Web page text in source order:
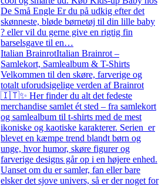
De Små Engle Er du på udkig efter det
skønneste, bløde børnetøj til din lille baby
? eller vil du gerne give en rigtig fin
barselsgave til en…
Italian BrainrotItalian Brainrot –
Samlekort, Samlealbum & T-Shirts
Velkommen til den skøre, farverige og
totalt uforudsigelige verden af Brainrot
🇮🇹✨ Her finder du alt det fedeste
merchandise samlet ét sted – fra samlekort
og samlealbum til t-shirts med de mest
ikoniske og kaotiske karakterer. Serien er
blevet en kæmpe trend blandt børn og
unge, hvor humor, skøre figurer og
farverige designs går op i en højere enhed.
Uanset om du er samler, fan eller bare
elsker det sjove univers, så er der noget for